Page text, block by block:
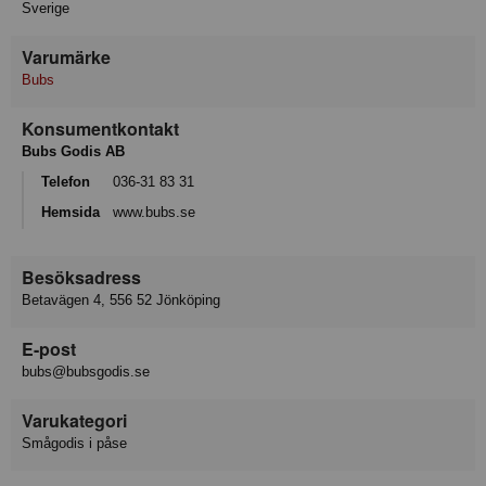
Sverige
Varumärke
Bubs
Konsumentkontakt
Bubs Godis AB
Telefon
036-31 83 31
Hemsida
www.bubs.se
Besöksadress
Betavägen 4, 556 52 Jönköping
E-post
bubs@bubsgodis.se
Varukategori
Smågodis i påse